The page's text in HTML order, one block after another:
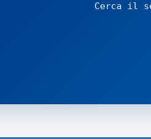
Cerca il